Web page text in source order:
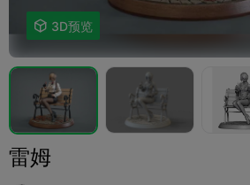
 3D预览
雷姆